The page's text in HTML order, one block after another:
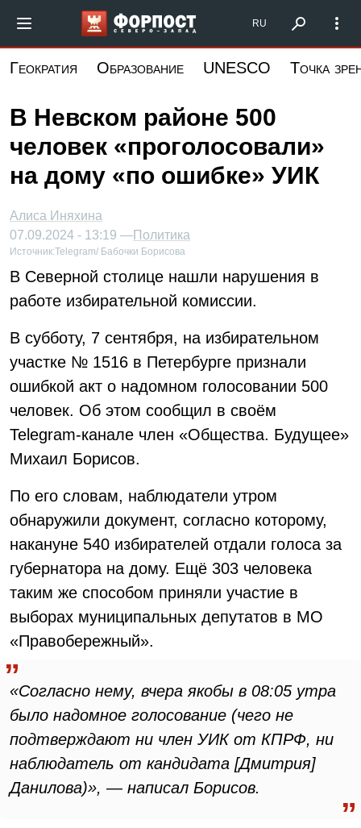
основному
Форпост Северо-Запад
RU
Геократия Образование UNESCO Точка
В Невском районе 500
человек «проголосовали»
на дому «по ошибке» УИК
Алиса Иняхина
07.09.2024 - 13:19 —Политика
Источник:Telegram/ Бабочки Борисова
В Северной столице нашли нарушения в
работе избирательной комиссии.
В субботу, 7 сентября, на избирательном
участке № 1516 в Петербурге признали
ошибкой акт о надомном голосовании 500
человек. Об этом сообщил в своём
Telegram-канале член «Общества. Будущее»
Михаил Борисов.
По его словам, наблюдатели утром
обнаружили документ, согласно которому,
накануне 540 избирателей отдали голоса за
губернатора на дому. Ещё 303 человека
таким же способом приняли участие в
выборах муниципальных депутатов в МО
«Правобережный».
«Согласно нему, вчера якобы в 08:05 утра
было надомное голосование (чего не
подтверждают ни член УИК от КПРФ, ни
наблюдатель от кандидата [Дмитрия]
Данилова)», — написал Борисов.